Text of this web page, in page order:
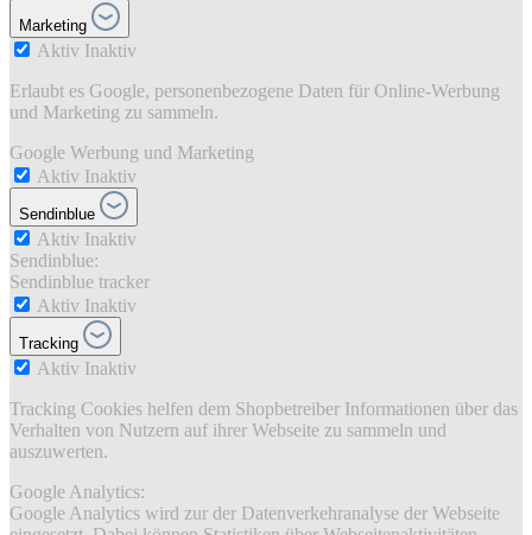
Marketing
Aktiv Inaktiv
Erlaubt es Google, personenbezogene Daten für Online-Werbung
und Marketing zu sammeln.
Google Werbung und Marketing
Aktiv Inaktiv
Sendinblue
Aktiv Inaktiv
Sendinblue:
Sendinblue tracker
Aktiv Inaktiv
Tracking
Aktiv Inaktiv
Tracking Cookies helfen dem Shopbetreiber Informationen über das
Verhalten von Nutzern auf ihrer Webseite zu sammeln und
auszuwerten.
Google Analytics:
Google Analytics wird zur der Datenverkehranalyse der Webseite